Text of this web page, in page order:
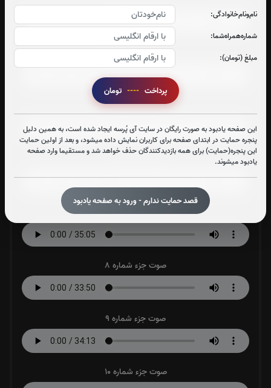
نام‌و‌نام‌خانوادگی:
شماره‌همراه‌شما:
مبلغ (تومان):
پرداخت ----
این صفحه یادبود به صورت رایگان در سایت آی پُرسه ایجاد شده است، به همین دلیل
پنجره حمایت در ابتدای صفحه برای کاربران نمایش داده میشود، و بعد از اولین حمایت
این پنجره(حمایت) برای همه بازدیدکنندگان حذف خواهد شد و مستقیما وارد صفحه
یادبود میشوند.
قصد حمایت ندارم - ورود به صفحه یادبود
صوت جزء شماره 4
صوت جزء شماره 5
صوت جزء شماره 6
صوت جزء شماره 7
صوت جزء شماره 8
صوت جزء شماره 9
صوت جزء شماره 10